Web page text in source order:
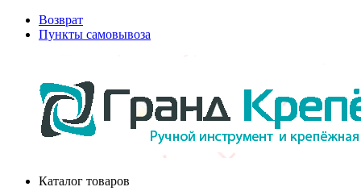
Возврат
Пункты самовывоза
Каталог товаров